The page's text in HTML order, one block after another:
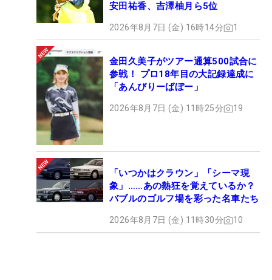
安田祐香、吉澤柚月ら5位
2026年8月7日 (金) 16時14分 1
金田久美子がツアー通算500試合に
参戦！ プロ18年目の大記録達成に
「あんびりーばぼー」
2026年8月7日 (金) 11時25分 19
「いつかはクラウン」「シーマ現
象」……あの熱狂を覚えているか？
バブルのゴルフ場を彩った名車たち
2026年8月7日 (金) 11時30分 10